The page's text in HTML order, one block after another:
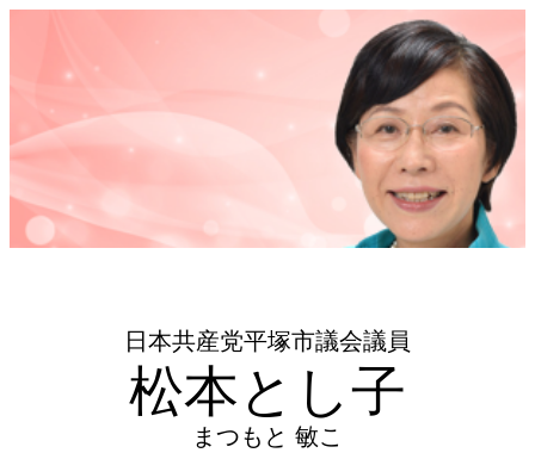
松本とし子
まつもと 敏こ
日本共産党平塚市議会議員